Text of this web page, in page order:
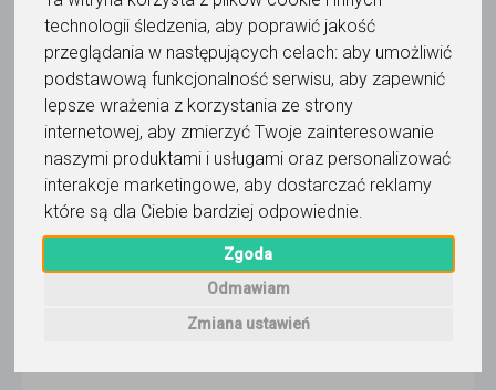
technologii śledzenia, aby poprawić jakość
przeglądania w następujących celach: aby umożliwić
podstawową funkcjonalność serwisu, aby zapewnić
lepsze wrażenia z korzystania ze strony
internetowej, aby zmierzyć Twoje zainteresowanie
naszymi produktami i usługami oraz personalizować
interakcje marketingowe, aby dostarczać reklamy
które są dla Ciebie bardziej odpowiednie.
Zgoda
Odmawiam
Zmiana ustawień
Oznacz wystąpienie kontaktu
Edualy - korepetycje
Wyślij wiadomość
Ostatnia aktywność: